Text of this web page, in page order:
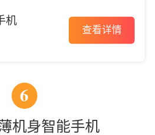
机
查看详情
6
机身智能手机